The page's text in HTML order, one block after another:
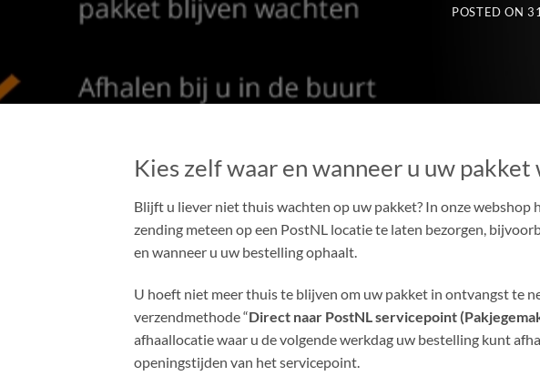
POSTED ON
Kies zelf waar en wanneer u uw
Blijft u liever niet thuis wachten op uw pakket? In onze
zending meteen op een PostNL locatie te laten bezorgen,
en wanneer u uw bestelling ophaalt.
U hoeft niet meer thuis te blijven om uw pakket in ontvangst te
verzendmethode “Direct naar PostNL servicepoint
afhaallocatie waar u de volgende werkdag uw bestelling kunt
openingstijden van het servicepoint.